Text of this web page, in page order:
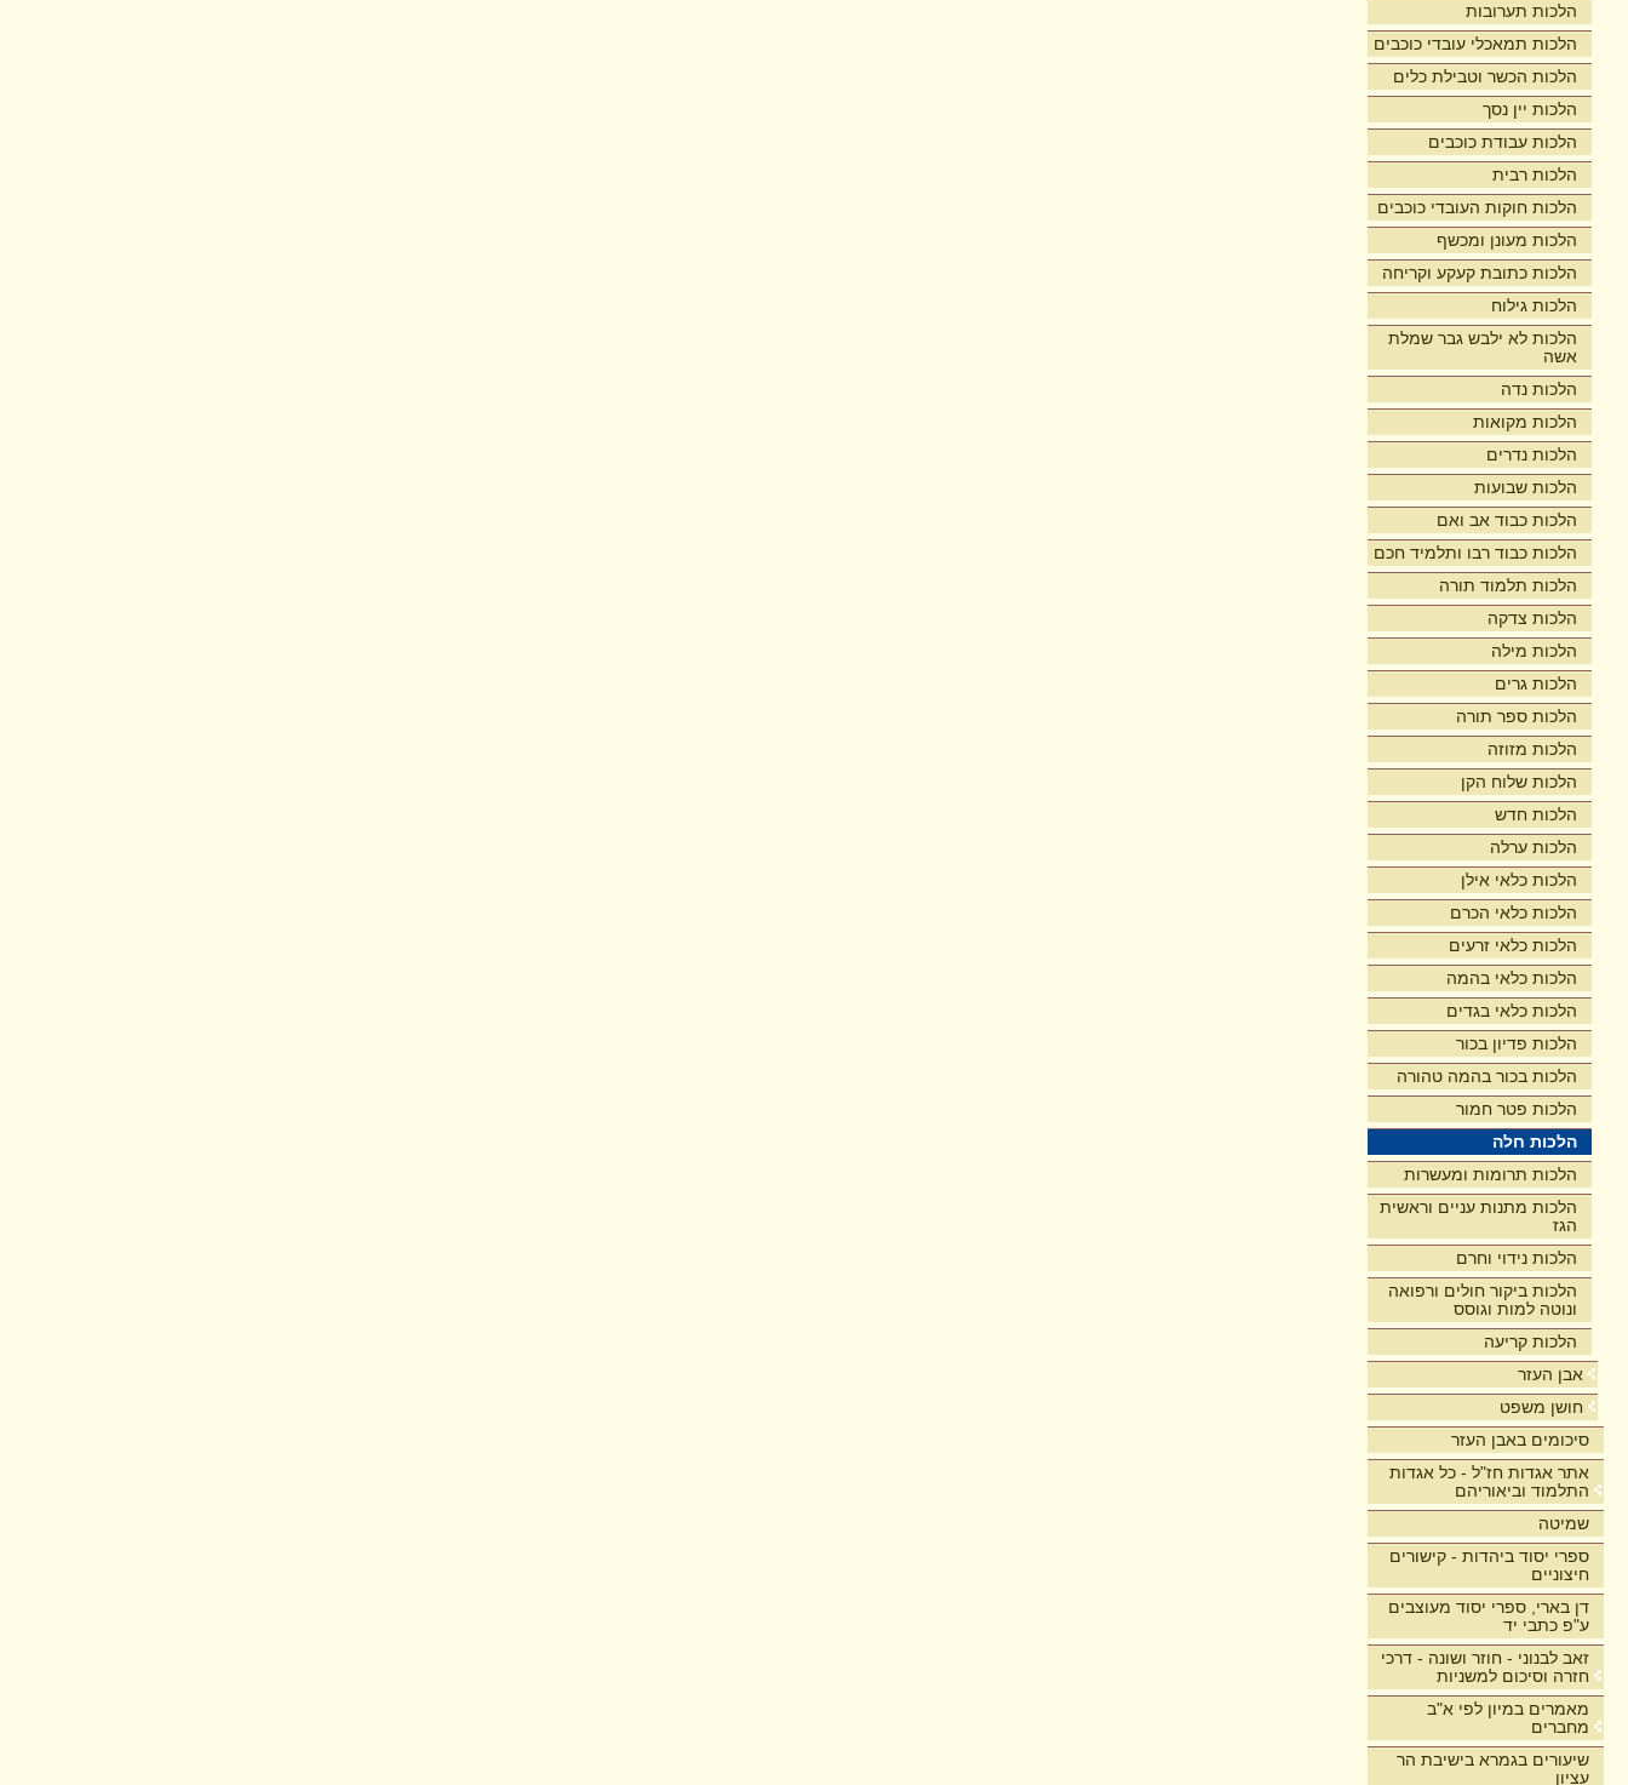
הלכות תערובות
הלכות תמאכלי עובדי כוכבים
הלכות הכשר וטבילת כלים
הלכות יין נסך
הלכות עבודת כוכבים
הלכות רבית
הלכות חוקות העובדי כוכבים
הלכות מעונן ומכשף
הלכות כתובת קעקע וקריחה
הלכות גילוח
הלכות לא ילבש גבר שמלת
אשה
הלכות נדה
הלכות מקואות
הלכות נדרים
הלכות שבועות
הלכות כבוד אב ואם
הלכות כבוד רבו ותלמיד חכם
הלכות תלמוד תורה
הלכות צדקה
הלכות מילה
הלכות גרים
הלכות ספר תורה
הלכות מזוזה
הלכות שלוח הקן
הלכות חדש
הלכות ערלה
הלכות כלאי אילן
הלכות כלאי הכרם
הלכות כלאי זרעים
הלכות כלאי בהמה
הלכות כלאי בגדים
הלכות פדיון בכור
הלכות בכור בהמה טהורה
הלכות פטר חמור
הלכות חלה
הלכות תרומות ומעשרות
הלכות מתנות עניים וראשית
הגז
הלכות נידוי וחרם
הלכות ביקור חולים ורפואה
ונוטה למות וגוסס
הלכות קריעה
אבן העזר
חושן משפט
סיכומים באבן העזר
אתר אגדות חז"ל - כל אגדות
התלמוד וביאוריהם
שמיטה
ספרי יסוד ביהדות - קישורים
חיצוניים
דן בארי, ספרי יסוד מעוצבים
ע"פ כתבי יד
זאב לבנוני - חוזר ושונה - דרכי
חזרה וסיכום למשניות
מאמרים במיון לפי א"ב
מחברים
שיעורים בגמרא בישיבת הר
עציון